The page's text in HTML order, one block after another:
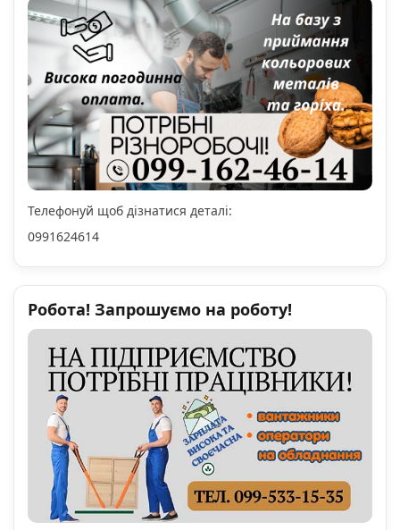
Телефонуй щоб дізнатися деталі:
0991624614
Робота! Запрошуємо на роботу!